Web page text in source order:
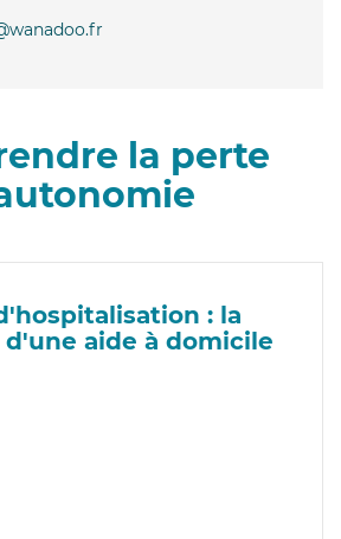
la perte
: la
aide à domicile